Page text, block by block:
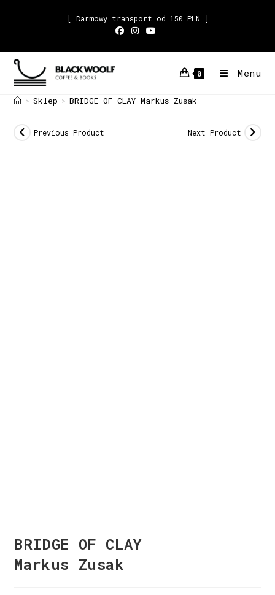
[ Darmowy transport od 150 PLN ]
0 Menu
> Sklep > BRIDGE OF CLAY Markus Zusak
Previous Product Next Product
BRIDGE OF CLAY
Markus Zusak